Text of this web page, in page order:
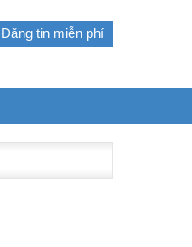
Đăng tin miễn phí